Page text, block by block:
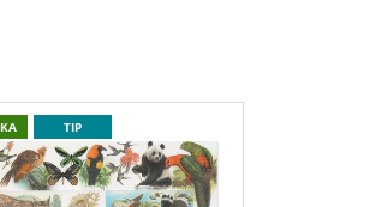
TIP Následující